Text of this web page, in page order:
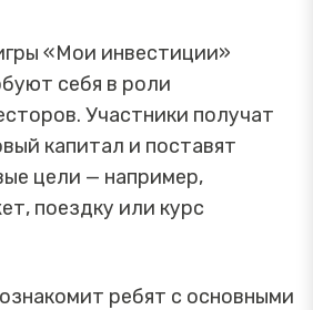
«Мои инвестиции»
себя в роли
Участники получат
капитал и поставят
цели — например,
поездку или курс
ребят с основными